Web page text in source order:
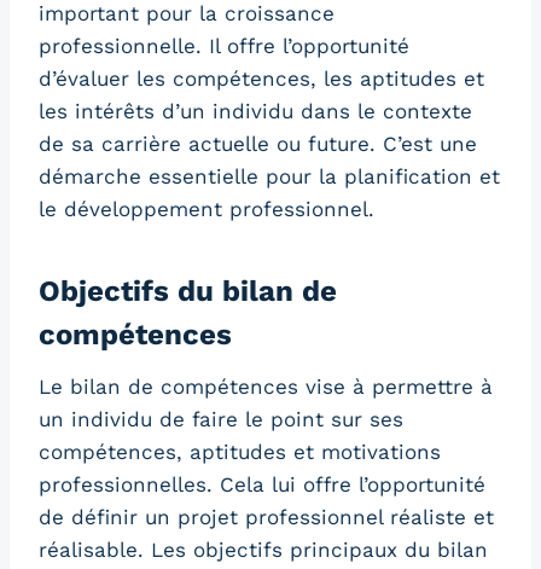
important pour la croissance
professionnelle. Il offre l’opportunité
d’évaluer les compétences, les aptitudes et
les intérêts d’un individu dans le contexte
de sa carrière actuelle ou future. C’est une
démarche essentielle pour la planification et
le développement professionnel.
Objectifs du bilan de
compétences
Le bilan de compétences vise à permettre à
un individu de faire le point sur ses
compétences, aptitudes et motivations
professionnelles. Cela lui offre l’opportunité
de définir un projet professionnel réaliste et
réalisable. Les objectifs principaux du bilan